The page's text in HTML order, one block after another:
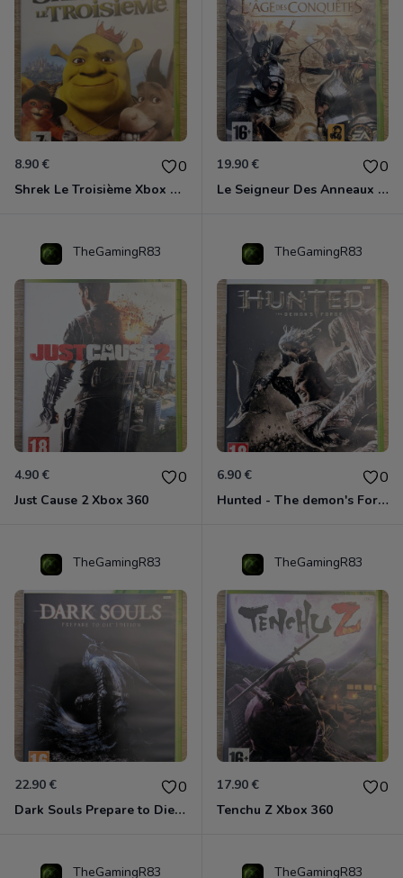
8.90 € 0
Shrek Le Troisième Xbox 360
19.90 € 0
Le Seigneur Des Anneaux - L'âge Des Conquêtes Xbox 360
TheGamingR83
4.90 € 0
Just Cause 2 Xbox 360
TheGamingR83
6.90 € 0
Hunted - The demon's Forge Xbox 360 (Complet CIB)
TheGamingR83
22.90 € 0
Dark Souls Prepare to Die Edition XBOX 360
TheGamingR83
17.90 € 0
Tenchu Z Xbox 360
TheGamingR83 TheGamingR83